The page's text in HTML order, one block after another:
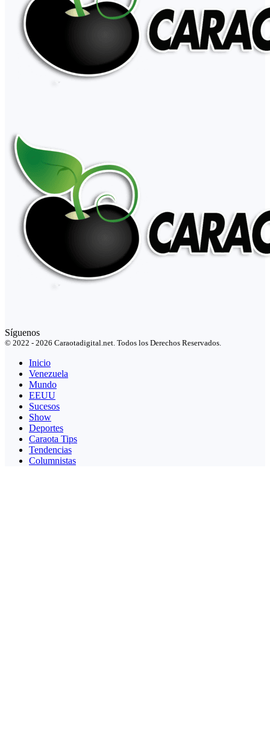
Síguenos
© 2022 - 2026 Caraotadigital.net. Todos los Derechos Reservados.
Inicio
Venezuela
Mundo
EEUU
Sucesos
Show
Deportes
Caraota Tips
Tendencias
Columnistas